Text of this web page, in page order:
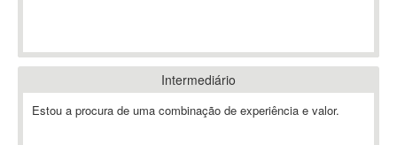
ABAP
ABBYY FineReader
Intermediário
Estou a procura de uma combinação de experiência e valor.